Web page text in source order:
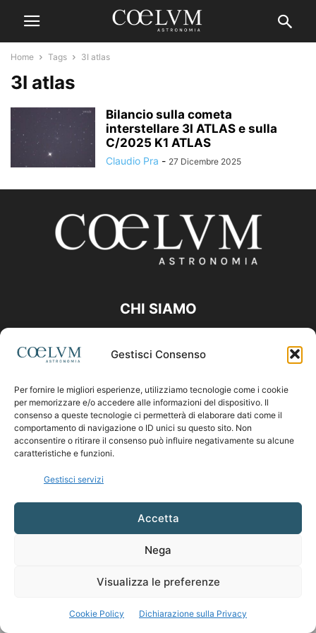
Gestisci Consenso
Per fornire le migliori esperienze, utilizziamo tecnologie come i cookie
per memorizzare e/o accedere alle informazioni del dispositivo. Il
consenso a queste tecnologie ci permetterà di elaborare dati come il
comportamento di navigazione o ID unici su questo sito. Non
acconsentire o ritirare il consenso può influire negativamente su alcune
caratteristiche e funzioni.
Gestisci servizi
Accetta
Nega
Visualizza le preferenze
Cookie Policy Dichiarazione sulla Privacy
Home Tags 3I atlas
3I atlas
Bilancio sulla cometa
interstellare 3I ATLAS e sulla
C/2025 K1 ATLAS
Claudio Pra - 27 Dicembre 2025
CHI SIAMO
Contattaci:coelumastro@coelum.com
SEGUICI